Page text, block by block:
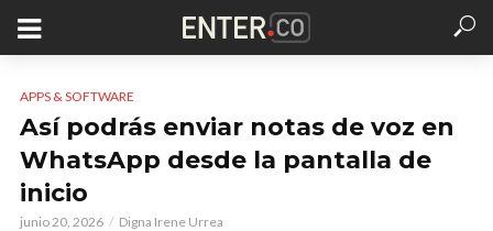
APPS & SOFTWARE
Así podrás enviar notas de voz en
WhatsApp desde la pantalla de
inicio
junio 20, 2026 Digna Irene Urrea